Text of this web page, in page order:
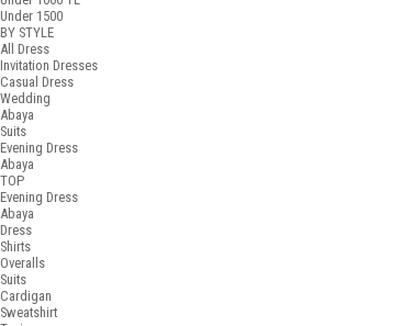
Under 1500
BY STYLE
All Dress
Invitation Dresses
Casual Dress
Wedding
Abaya
Suits
Evening Dress
Abaya
TOP
Evening Dress
Abaya
Dress
Shirts
Overalls
Suits
Cardigan
Sweatshirt